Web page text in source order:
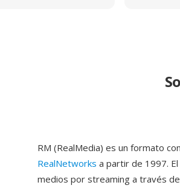
RM (RealMedia) es un formato
RealNetworks a partir de 1997.
medios por streaming a través